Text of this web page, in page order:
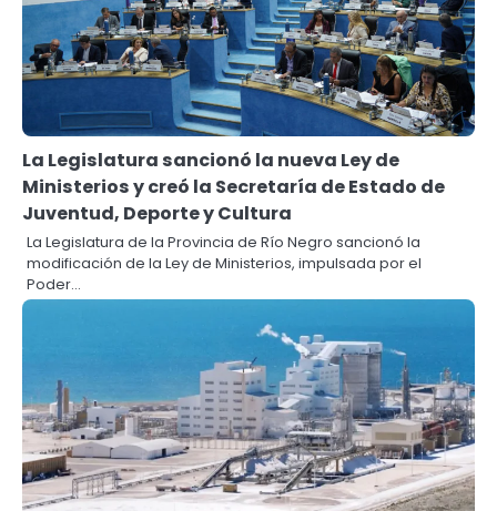
La Legislatura sancionó la nueva Ley de
Ministerios y creó la Secretaría de Estado de
Juventud, Deporte y Cultura
La Legislatura de la Provincia de Río Negro sancionó la
modificación de la Ley de Ministerios, impulsada por el
Poder…